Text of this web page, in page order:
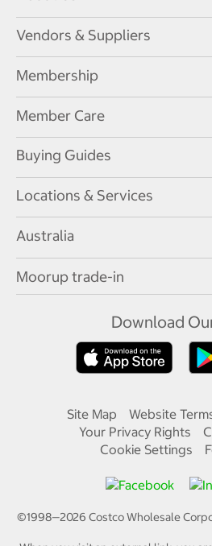
Vendors & Suppliers
Membership
Member Care
Buying Guides
Locations & Services
Australia
Moorup trade-in
Download
Site Map
Website
Your Privacy Rights
Cookie Settings
©1998—2026 Costco Wholesale